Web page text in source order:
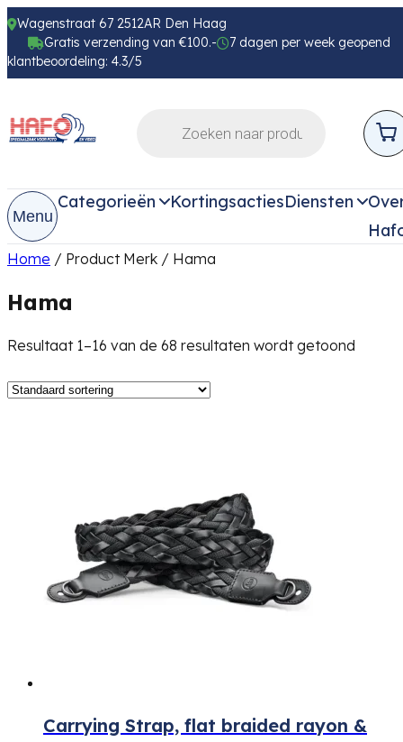
Wagenstraat 67 2512AR Den Haag
Gratis verzending van €100.-
7 dagen per week geopend
klantbeoordeling: 4.3/5
Menu
Categorieën KortingsactiesDiensten
Home / Product Merk / Hama
Hama
Resultaat 1–16 van de 68 resultaten wordt getoond
Carrying Strap, flat braided rayon &